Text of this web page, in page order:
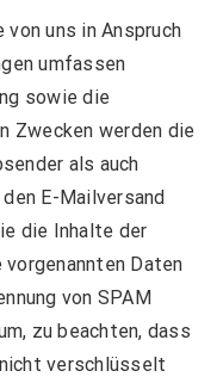
von uns in Anspruch
umfassen
sowie die
Zwecken werden die
als auch
E-Mailversand
die Inhalte der
Daten
von SPAM
zu beachten, dass
verschlüsselt